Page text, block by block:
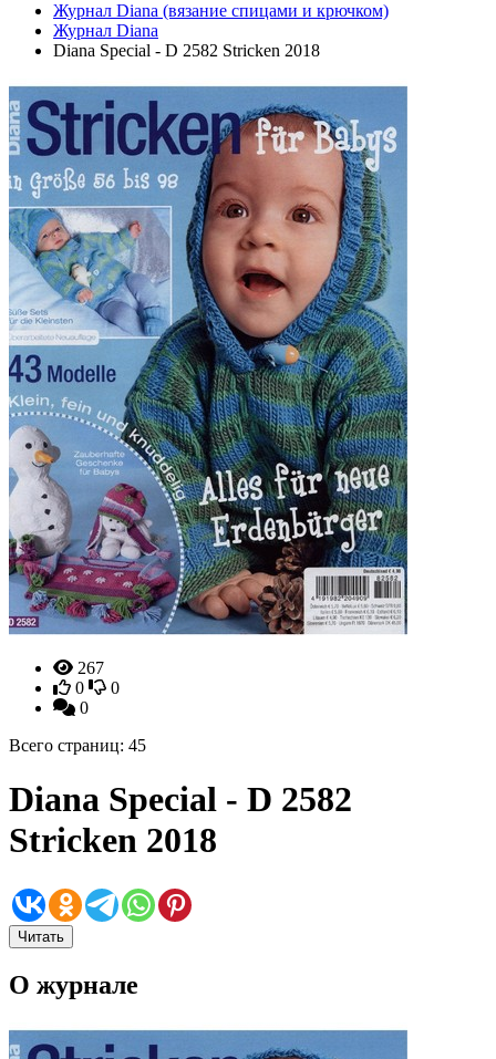
Журнал Diana (вязание спицами и крючком)
Журнал Diana
Diana Special - D 2582 Stricken 2018
267
0
0
0
Всего страниц: 45
Diana Special - D 2582
Stricken 2018
Читать
О журнале